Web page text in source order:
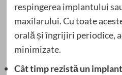
respingerea implantului
maxilarului. Cu toate
orală și îngrijiri periodice,
minimizate.
Cât timp rezistă un